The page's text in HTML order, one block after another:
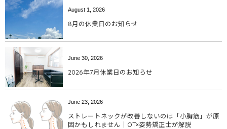
August 1 2026
8月の休業日のお知らせ
June 30, 2026
2026年7月休業日のお知らせ
June 23, 2026
ストレートネックが改善しないのは「小胸筋」が原
因かもしれません｜OT×姿勢矯正士が解説